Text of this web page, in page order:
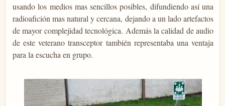
usando los medios mas sencillos posibles, difundiendo así una
radioafición mas natural y cercana, dejando a un lado artefactos
de mayor complejidad tecnológica. Además la calidad de audio
de este veterano transceptor también representaba una ventaja
para la escucha en grupo.